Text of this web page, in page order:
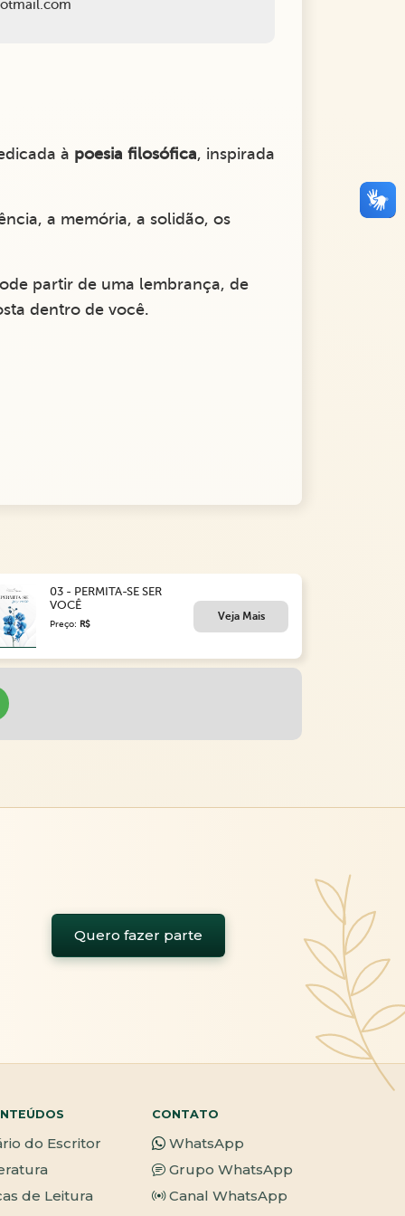
à poesia filosófica, inspirada
a memória, a solidão, os
partir de uma lembrança, de
dentro de você.
03 - PERMITA-SE SER
VOCÊ
Preço: R$
Veja Mais
Quero fazer parte
do Escritor
de Leitura
CONTATO
WhatsApp
Grupo WhatsApp
Canal WhatsApp